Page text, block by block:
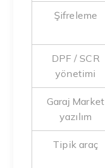
Şifreleme
DPF / SCR
yönetimi
Garaj Market
yazılım
Tipik araç